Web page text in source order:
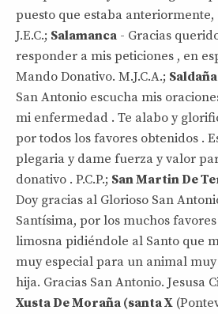
puesto que estaba anteriormente,
J.E.C.; Salamanca - Gracias
responder a mis peticiones , en
Mando Donativo. M.J.C.A.; Saldaña
San Antonio escucha mis
mi enfermedad . Te alabo y
por todos los favores obtenidos .
plegaria y dame fuerza y valor
donativo . P.C.P.; San Martin De
Doy gracias al Glorioso San
Santísima, por los muchos
limosna pidiéndole al Santo que
muy especial para un animal
hija. Gracias San Antonio. Jesusa
Xusta De Moraña (santa X